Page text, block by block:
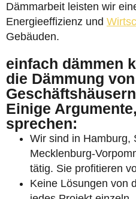
Dämmarbeit leisten wir
Energieeffizienz und
Gebäuden.
einfach dämmen
die Dämmung
Einige
sprechen:
Wir sind in Hamburg,
Mecklenburg-
tätig. Sie profitieren
Keine Lösungen von